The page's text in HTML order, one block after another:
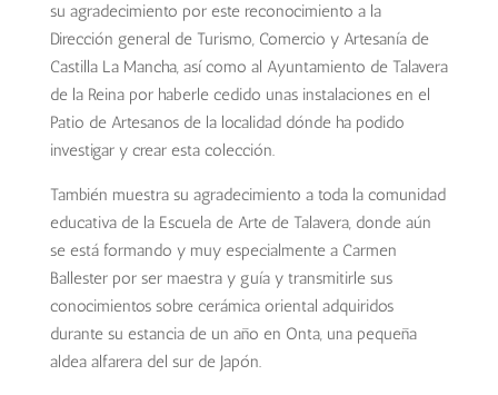
su agradecimiento por este reconocimiento a la
Dirección general de Turismo, Comercio y Artesanía de
Castilla La Mancha, así como al Ayuntamiento de Talavera
de la Reina por haberle cedido unas instalaciones en el
Patio de Artesanos de la localidad dónde ha podido
investigar y crear esta colección.
También muestra su agradecimiento a toda la comunidad
educativa de la Escuela de Arte de Talavera, donde aún
se está formando y muy especialmente a Carmen
Ballester por ser maestra y guía y transmitirle sus
conocimientos sobre cerámica oriental adquiridos
durante su estancia de un año en Onta, una pequeña
aldea alfarera del sur de Japón.